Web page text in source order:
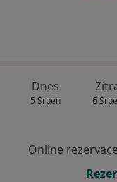
Dnes
5 Srpen 6
Online